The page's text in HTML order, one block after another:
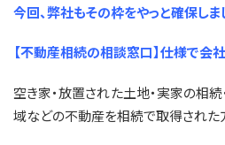
今回、弊社もその枠をやっと確保しま
【不動産相続の相談窓口】仕様で会
空き家・放置された土地・実家の相
域などの不動産を相続で取得された